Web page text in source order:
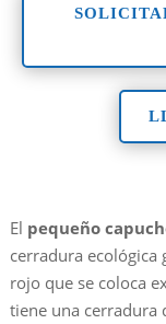
El pequeño
cerradura
rojo que se coloca
tiene una cerradura